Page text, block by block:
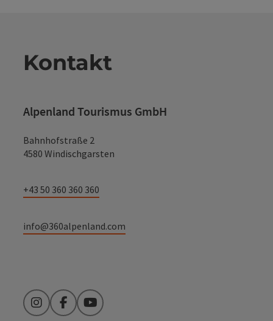
Kontakt
Alpenland Tourismus GmbH
Bahnhofstraße 2
4580 Windischgarsten
+43 50 360 360 360
info@360alpenland.com
InstagramFacebookYouTube